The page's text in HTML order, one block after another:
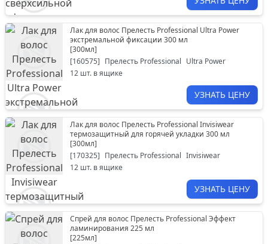
Лак для волос Прелесть Professional Ultra Power
экстремальной фиксации 300 мл
[300мл]
[160575] Прелесть Professional Ultra Power
12 шт. в ящике
УЗНАТЬ ЦЕНУ
Лак для волос Прелесть Professional Invisiwear
термозащитный для горячей укладки 300 мл
[300мл]
[170325] Прелесть Professional Invisiwear
12 шт. в ящике
УЗНАТЬ ЦЕНУ
Спрей для волос Прелесть Professional Эффект
ламинирования 225 мл
[225мл]